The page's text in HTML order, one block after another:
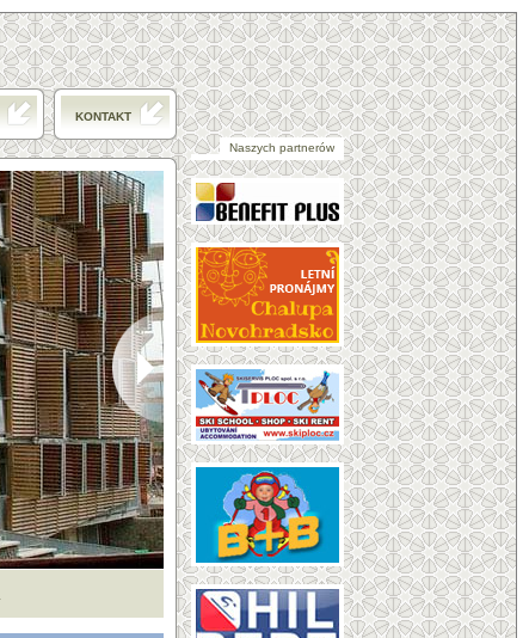
KONTAKT
Naszych partnerów